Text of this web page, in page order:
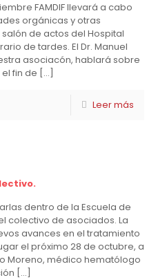
FAMDIF llevará a cabo
orgánicas y otras
de actos del Hospital
de tardes. El Dr. Manuel
asociacón, hablará sobre
fin de […]
Leer más
dentro de la Escuela de
colectivo de asociados. La
avances en el tratamiento
el próximo 28 de octubre, a
Moreno, médico hematólogo
[…]